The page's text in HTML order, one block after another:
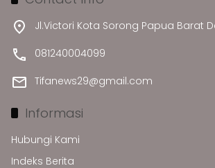
Jl.Victori Kota Sorong Papua Barat
081240004099
Tifanews29@gmail.com
Informasi
Hubungi Kami
Indeks Berita